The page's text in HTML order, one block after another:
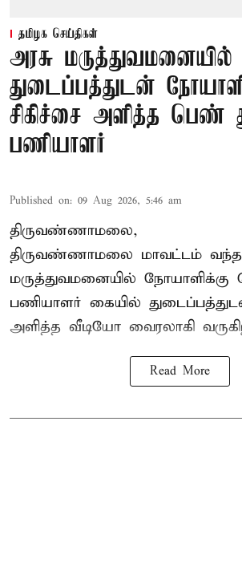
தமிழக செய்திகள்
அரசு
துடைப்பத்துடன்
சிகிச்சை அளித்த பெண்
பணியாளர்
Published on: 09 Aug 2026, 5:46 am
திருவண்ணாமலை,
திருவண்ணாமலை மாவட்டம்
மருத்துவமனையில்
பணியாளர் கையில்
அளித்த வீடியோ வைரலாகி
Read More